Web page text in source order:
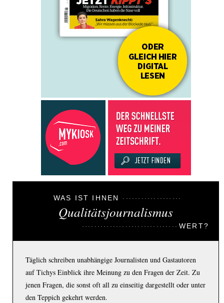
WAS IST IHNEN
Qualitätsjournalismus
WERT?
Täglich schreiben unabhängige Journalisten und Gastautoren
auf Tichys Einblick ihre Meinung zu den Fragen der Zeit. Zu
jenen Fragen, die sonst oft all zu einseitig dargestellt oder unter
den Teppich gekehrt werden.